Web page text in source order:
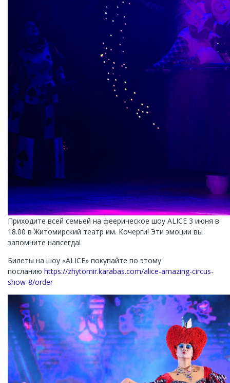
Приходите всей семьей на феерическое шоу ALICE 3 июня в
18.00 в Житомирский театр им. Кочерги! Эти эмоции вы
запомните навсегда!
Билеты на шоу «ALICE» покупайте по этому
посланию https://zhytomir.karabas.com/alice-amazing-circus-
show-8/order